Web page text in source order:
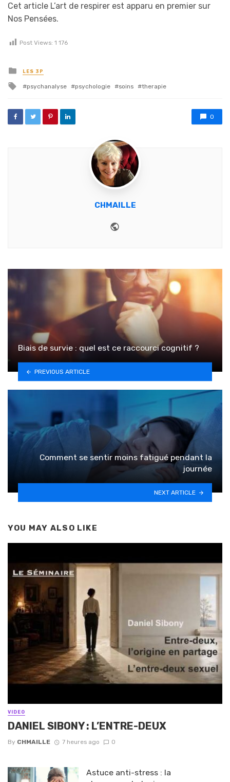
Cet article L’art de respirer est apparu en premier sur
Nos Pensées.
Post Views: 1 176
Posted in
LES 3P
Tagged with
psychanalyse psychologie soins therapie
0
CHMAILLE
Biais de survie : quel est ce raccourci cognitif ?
PREVIOUS ARTICLE
Comment se sentir moins fatigué pendant la
journée
NEXT ARTICLE
YOU MAY ALSO LIKE
VIDEO
DANIEL SIBONY : L’ENTRE-DEUX
By CHMAILLE 7 heures ago 0
Astuce anti-stress : la